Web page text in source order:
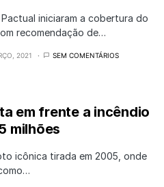
iniciaram a cobertura do
recomendação de…
2021 SEM COMENTÁRIOS
em frente a incêndio
milhões
icônica tirada em 2005, onde